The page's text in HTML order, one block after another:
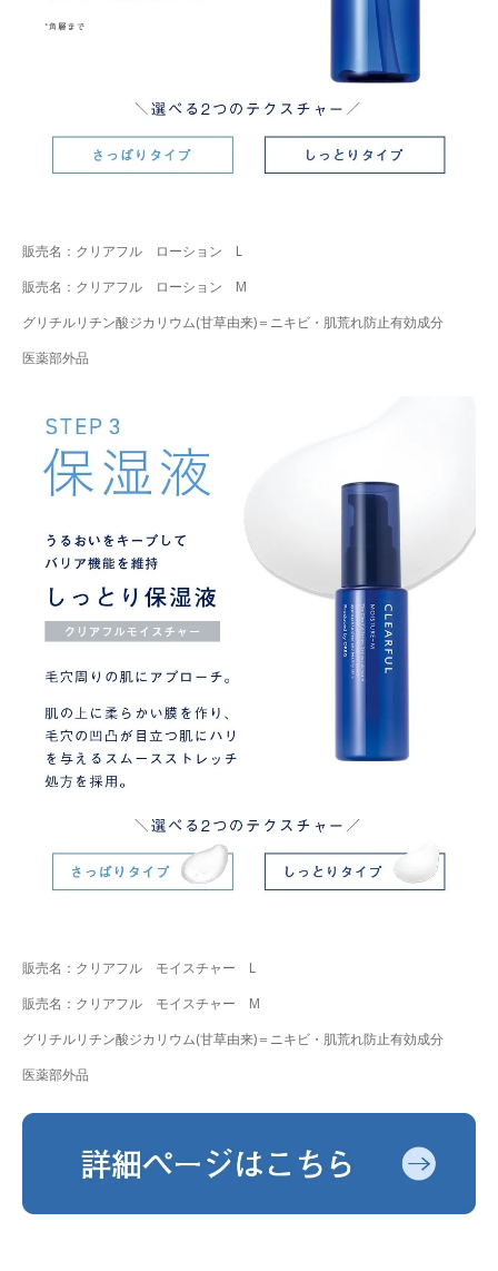
販売名：クリアフル ローション L
販売名：クリアフル ローション M
グリチルリチン酸ジカリウム(甘草由来)＝ニキビ・肌荒れ防止有効成分
医薬部外品
販売名：クリアフル モイスチャー L
販売名：クリアフル モイスチャー M
グリチルリチン酸ジカリウム(甘草由来)＝ニキビ・肌荒れ防止有効成分
医薬部外品